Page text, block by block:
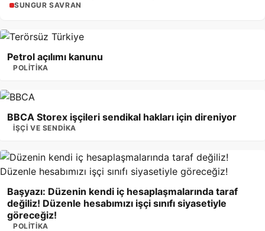
SUNGUR SAVRAN
POLITIKA
Petrol açılımı kanunu
İŞÇI VE SENDIKA
BBCA Storex işçileri sendikal hakları için direniyor
POLITIKA
Başyazı: Düzenin kendi iç hesaplaşmalarında taraf
değiliz! Düzenle hesabımızı işçi sınıfı siyasetiyle
göreceğiz!